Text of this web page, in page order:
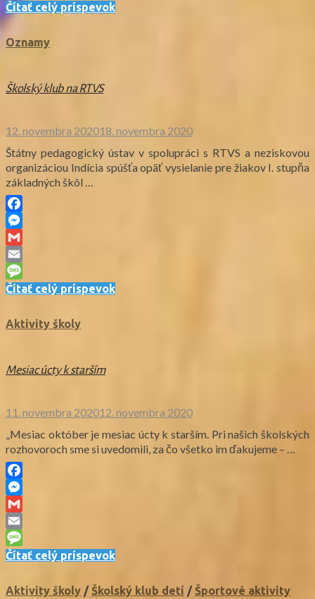
Message
Čítať celý príspevok
Oznamy
Školský klub na RTVS
12. novembra 202018. novembra 2020
Štátny pedagogický ústav v spolupráci s RTVS a neziskovou
organizáciou Indícia spúšťa opäť vysielanie pre žiakov I. stupňa
základných škôl …
Facebook
Messenger
Gmail
Email
Message
Čítať celý príspevok
Aktivity školy
Mesiac úcty k starším
11. novembra 202012. novembra 2020
„Mesiac október je mesiac úcty k starším. Pri našich školských
rozhovoroch sme si uvedomili, za čo všetko im ďakujeme – …
Facebook
Messenger
Gmail
Email
Message
Čítať celý príspevok
Aktivity školy / Školský klub detí / Športové aktivity